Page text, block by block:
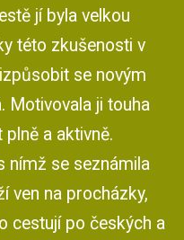
jí byla velkou
této zkušenosti v
se novým
Motivovala ji touha
a aktivně.
nímž se seznámila
ven na procházky,
cestují po českých a